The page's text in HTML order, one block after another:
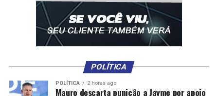
POLÍTICA
POLÍTICA 2 horas ago
Mauro descarta punição a Jayme por apoio